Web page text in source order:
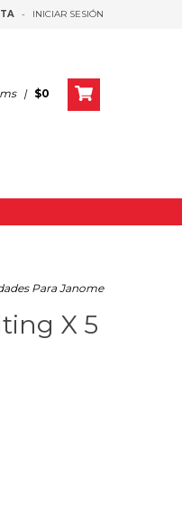
- INICIAR SESIÓN
| $0
Para Janome
X 5